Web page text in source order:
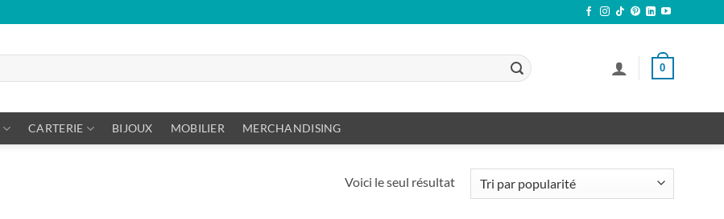
0
CARTERIE BIJOUX MOBILIER MERCHANDISING
Voici le seul résultat